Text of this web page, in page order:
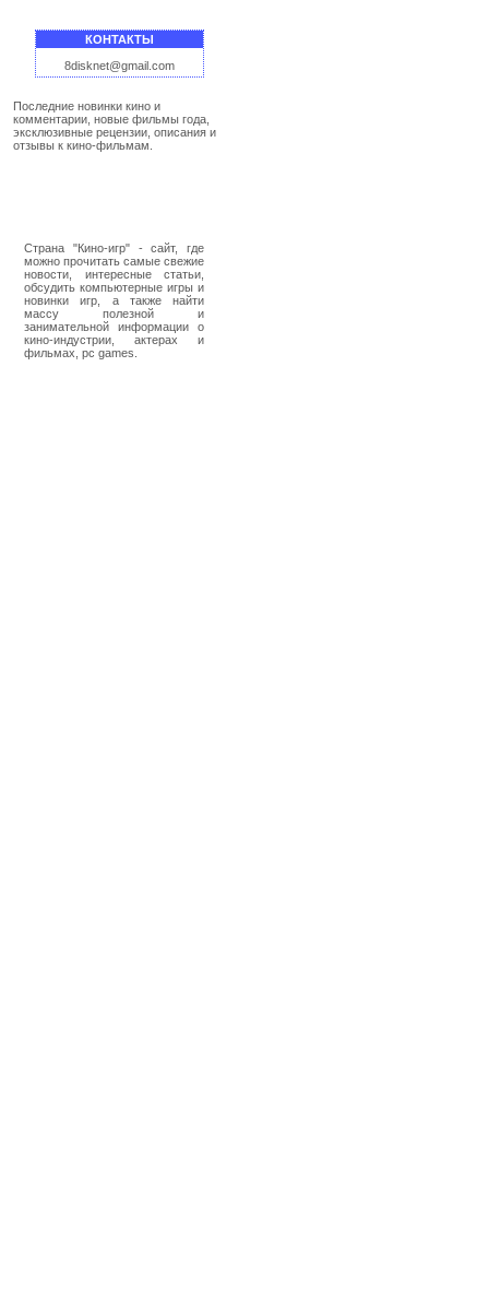
КОНТАКТЫ
8disknet@gmail.com
Последние новинки кино и
комментарии, новые фильмы года,
эксклюзивные рецензии, описания и
отзывы к кино-фильмам.
Страна "Кино-игр" - сайт, где
можно прочитать самые свежие
новости, интересные статьи,
обсудить компьютерные игры и
новинки игр, а также найти
массу полезной и
занимательной информации о
кино-индустрии, актерах и
фильмах, pc games.